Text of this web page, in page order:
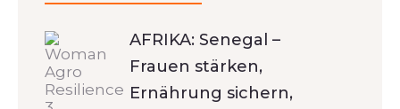
AFRIKA: Senegal –
Frauen stärken,
Ernährung sichern,